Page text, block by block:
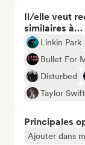
Il/elle veut
similaires à…
Linkin Park
Bullet For
Disturbed
Taylor Swift
Principales
Ajouter dans